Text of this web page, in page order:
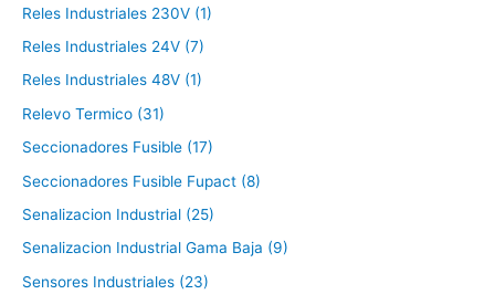
Reles Industriales 230V (1)
Reles Industriales 24V (7)
Reles Industriales 48V (1)
Relevo Termico (31)
Seccionadores Fusible (17)
Seccionadores Fusible Fupact (8)
Senalizacion Industrial (25)
Senalizacion Industrial Gama Baja (9)
Sensores Industriales (23)